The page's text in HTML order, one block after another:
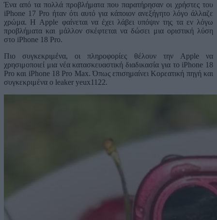
Ένα από τα πολλά προβλήματα που παρατήρησαν οι χρήστες του
iPhone 17 Pro ήταν ότι αυτό για κάποιον ανεξήγητο λόγο άλλαζε
χρώμα. Η Apple φαίνεται να έχει λάβει υπόψιν της τα εν λόγω
προβλήματα και μάλλον σκέφτεται να δώσει μια οριστική λύση
στο iPhone 18 Pro.
Πιο συγκεκριμένα, οι πληροφορίες θέλουν την Apple να
χρησιμοποιεί μια νέα κατασκευαστική διαδικασία για το iPhone 18
Pro και iPhone 18 Pro Max. Όπως επισημαίνει Κορεατική πηγή και
συγκεκριμένα ο leaker yeux1122.